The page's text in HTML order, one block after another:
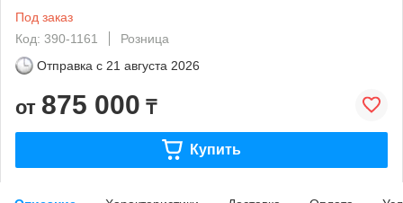
Под заказ
Код: 390-1161
Розница
Отправка с 21 августа 2026
от 875 000 ₸
Купить